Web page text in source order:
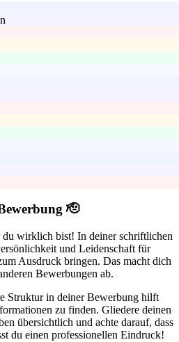
🫡
du wirklich bist! In deiner schriftlichen
und Leidenschaft für
Ausdruck bringen. Das macht dich
Bewerbungen ab.
Struktur in deiner Bewerbung hilft
zu finden. Gliedere deinen
übersichtlich und achte darauf, dass
du einen professionellen Eindruck!